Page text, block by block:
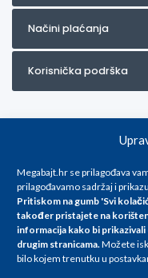
Megabajt.hr se prilagođava
prilagođavamo sadržaj i
Pritiskom na gumb 'Svi
također pristajete na
informacija kako bi prikazivali
drugim stranicama.Možete
bilo kojem trenutku u
Načini plaćanja
Korisnička podrška
Za artikle kojih trenutno
info@megabajt.hr. Sve
promjenama, a
iskazane su za avansno